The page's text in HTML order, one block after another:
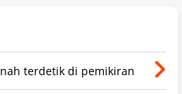
terdetik di pemikiran